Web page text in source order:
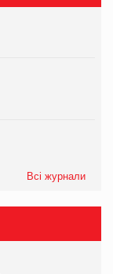
Всі журнали